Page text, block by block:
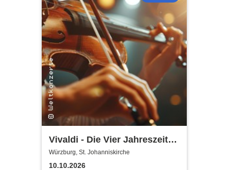
Vivaldi - Die Vier Jahreszeiten
| Kammerorchester der Neuen
Philharmonie Hamburg
Würzburg, St. Johanniskirche
10.10.2026